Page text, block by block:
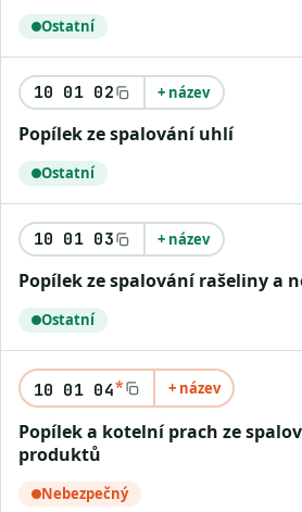
Ostatní
10 01 02 + název
Popílek ze spalování uhlí
Ostatní
10 01 03 + název
Popílek ze spalování rašeliny a
Ostatní
10 01 04* + název
Popílek a kotelní prach ze spalování ropných
produktů
Nebezpečný